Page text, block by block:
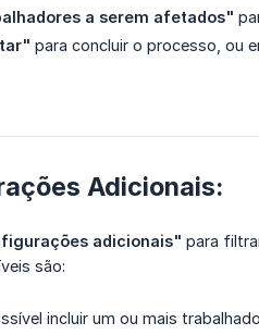
a serem afetados"
para concluir o processo, ou
Adicionais:
adicionais" para
são:
incluir um ou mais